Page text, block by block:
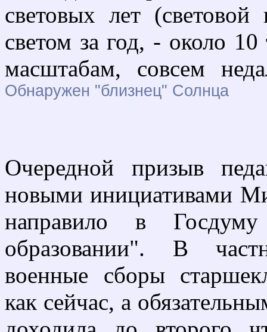
световых лет
светом за год, - около
масштабам, совсем
Обнаружен "близнец" Солнца
Очередной призыв
новыми инициативами
направило в
образовании". В
военные сборы
как сейчас, а